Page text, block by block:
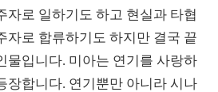
자로 일하기도 하고 현실과 타협
자로 합류하기도 하지만 결국 끝
물입니다. 미아는 연기를 사랑하
장합니다. 연기뿐만 아니라 시나